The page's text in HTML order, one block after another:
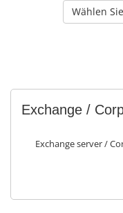
Wählen
Exchange /
Exchange server /